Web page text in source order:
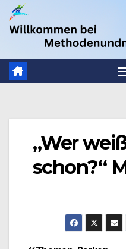
Zum
Inhalt
„Wer
schon?“